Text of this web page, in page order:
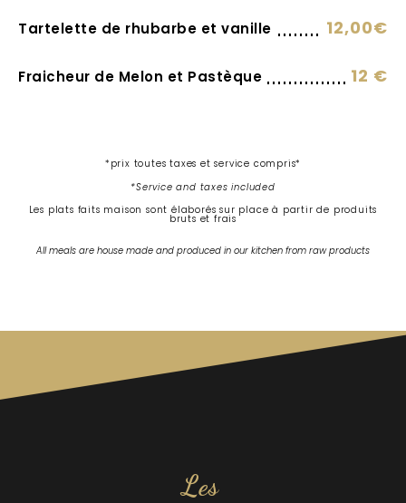
Tartelette de rhubarbe et vanille 12,00€
Fraicheur de Melon et Pastèque 12 €
*prix toutes taxes et service compris*
*Service and taxes included
Les plats faits maison sont élaborés sur place à partir de produits
bruts et frais
All meals are house made and produced in our kitchen from raw products
Les